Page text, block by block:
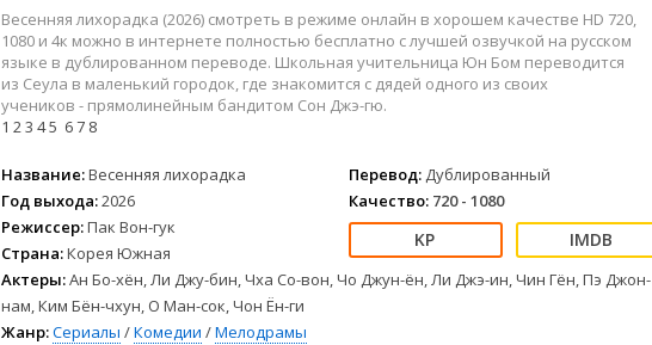
2024
2023
2022
2021
Русские
СССР
Зарубежные
Военные
Детективы
Детские
Драмы
Приключения
Семейные
Спорт
Фантастика
Фэнтези
2024
2023
2022
Русские
СССР
Зарубежные
Весенняя лихорадка (2026) смотреть в режиме онлайн в хорошем качестве HD 720,
1080 и 4к можно в интернете полностью бесплатно с лучшей озвучкой на русском
языке в дублированном переводе. Школьная учительница Юн Бом переводится
из Сеула в маленький городок, где знакомится с дядей одного из своих
учеников - прямолинейным бандитом Сон Джэ-гю.
1 23 45 67 8
Название:Весенняя лихорадка
Год выхода:2026
Режиссер:Пак Вон-гук
Страна:Корея Южная
Перевод: Дублированный
Качество: 720 - 1080
Актеры:Ан Бо-хён, Ли Джу-бин, Чха Со-вон, Чо Джун-ён, Ли Джэ-ин, Чин Гён, Пэ Джон-
нам, Ким Бён-чхун, О Ман-сок, Чон Ён-ги
Жанр:Сериалы /Комедии /Мелодрамы